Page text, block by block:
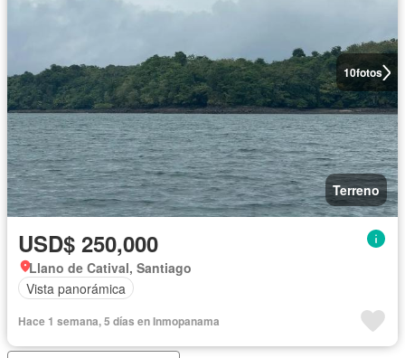
10fotos
Terreno
USD$ 250,000
Llano de Catival, Santiago
Vista panorámica
Hace 1 semana, 5 días en Inmopanama